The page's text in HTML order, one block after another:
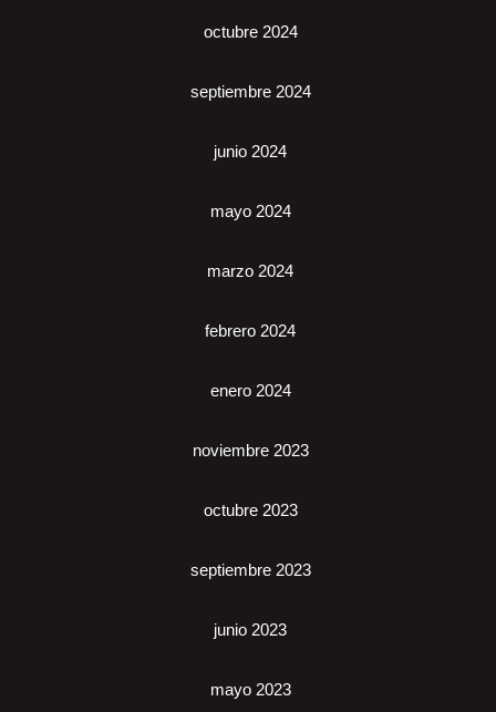
octubre 2024
septiembre 2024
junio 2024
mayo 2024
marzo 2024
febrero 2024
enero 2024
noviembre 2023
octubre 2023
septiembre 2023
junio 2023
mayo 2023